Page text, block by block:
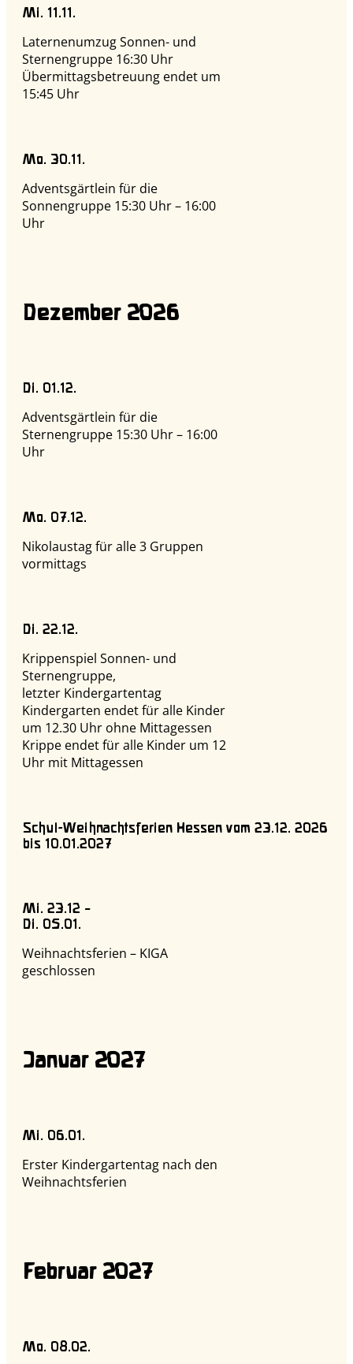
Mi. 11.11.
Laternenumzug Sonnen- und
Sternengruppe 16:30 Uhr
Übermittagsbetreuung endet um
15:45 Uhr
Mo. 30.11.
Adventsgärtlein für die
Sonnengruppe 15:30 Uhr – 16:00
Uhr
Dezember 2026
Di. 01.12.
Adventsgärtlein für die
Sternengruppe 15:30 Uhr – 16:00
Uhr
Mo. 07.12.
Nikolaustag für alle 3 Gruppen
vormittags
Di. 22.12.
Krippenspiel Sonnen- und
Sternengruppe,
letzter Kindergartentag
Kindergarten endet für alle Kinder
um 12.30 Uhr ohne Mittagessen
Krippe endet für alle Kinder um 12
Uhr mit Mittagessen
Schul-Weihnachtsferien Hessen vom 23.12. 2026
bis 10.01.2027
Mi. 23.12 –
Di. 05.01.
Weihnachtsferien – KIGA
geschlossen
Januar 2027
Mi. 06.01.
Erster Kindergartentag nach den
Weihnachtsferien
Februar 2027
Mo. 08.02.